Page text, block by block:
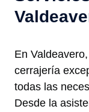
En
cerrajería
todas las
Desde la